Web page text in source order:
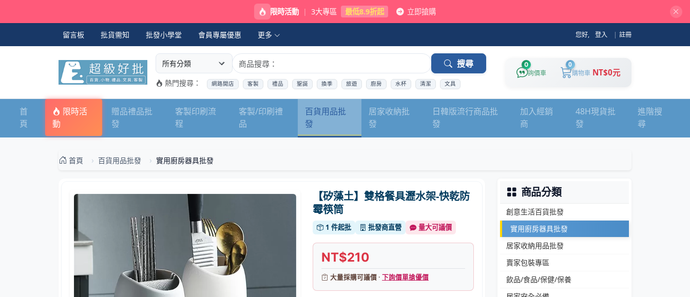
限時活動 | 3大專區 最低8.9折起 立即搶購
留言板 批貨需知 批發小學堂 會員專屬優惠 更多 您好, 登入 | 註冊
選擇商品分類
搜尋商品關鍵字 搜尋
熱門搜尋： 網路開店 客製 禮品 聖誕 換季 旅遊 廚房 水杯 清潔 文具
0
詢價車
0
購物車 NT$0元
首
頁
限時活
動
贈品禮品批
發
客製印刷流
程
客製/印刷禮
品
百貨用品批
發
居家收納批
發
日韓版流行商品批
發
加入經銷
商
48H現貨批
發
進階搜
尋
首頁 百貨用品批發 實用廚房器具批發
【矽藻土】雙格餐具瀝水架-快乾防
霉筷筒
1 件起批 批發商直營 量大可議價
NT$210
大量採購可議價 ·下詢價單搶優價
商品分類
創意生活百貨批發
實用廚房器具批發
居家收納用品批發
賣家包裝專區
飲品/食品/保健/保養